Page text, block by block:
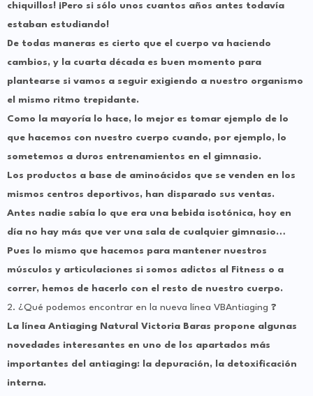
chiquillos! ¡Pero si sólo unos cuantos años antes todavía
estaban estudiando!
De todas maneras es cierto que el cuerpo va haciendo
cambios, y la cuarta década es buen momento para
plantearse si vamos a seguir exigiendo a nuestro organismo
el mismo ritmo trepidante.
Como la mayoría lo hace, lo mejor es tomar ejemplo de lo
que hacemos con nuestro cuerpo cuando, por ejemplo, lo
sometemos a duros entrenamientos en el gimnasio.
Los productos a base de aminoácidos que se venden en los
mismos centros deportivos, han disparado sus ventas.
Antes nadie sabía lo que era una bebida isotónica, hoy en
día no hay más que ver una sala de cualquier gimnasio…
Pues lo mismo que hacemos para mantener nuestros
músculos y articulaciones si somos adictos al Fitness o a
correr, hemos de hacerlo con el resto de nuestro cuerpo.
2. ¿Qué podemos encontrar en la nueva línea VBAntiaging ?
La línea Antiaging Natural Victoria Baras propone algunas
novedades interesantes en uno de los apartados más
importantes del antiaging: la depuración, la detoxificación
interna.